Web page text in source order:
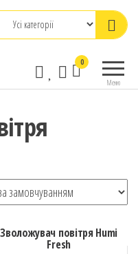
Меню
0
Зволожувач повітря Humi
Fresh